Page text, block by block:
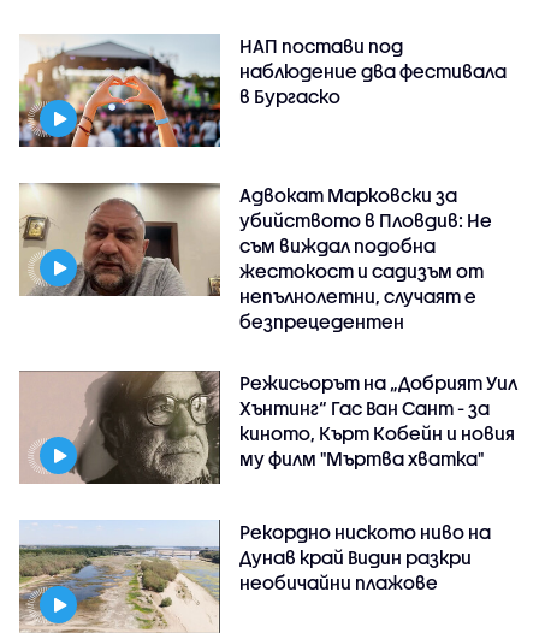
НАП постави под
наблюдение два фестивала
в Бургаско
Адвокат Марковски за
убийството в Пловдив: Не
съм виждал подобна
жестокост и садизъм от
непълнолетни, случаят е
безпрецедентен
Режисьорът на „Добрият Уил
Хънтинг“ Гас Ван Сант - за
киното, Кърт Кобейн и новия
му филм "Мъртва хватка"
Рекордно ниското ниво на
Дунав край Видин разкри
необичайни плажове